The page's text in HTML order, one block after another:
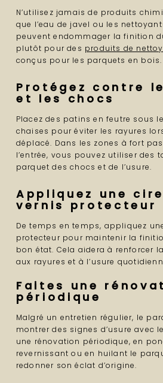
N’utilisez jamais de produits
que l’eau de javel ou les
peuvent endommager la finition
plutôt pour des produits de
conçus pour les parquets en bois.
Protégez contre
et les chocs
Placez des patins en feutre sous
chaises pour éviter les rayures
déplacé. Dans les zones à fort
l’entrée, vous pouvez utiliser des
parquet des chocs et de l’usure.
Appliquez une
vernis protecteur
De temps en temps, appliquez
protecteur pour maintenir la
bon état. Cela aidera à renforcer
aux rayures et à l’usure
Faites une
périodique
Malgré un entretien régulier, le
montrer des signes d’usure avec
une rénovation périodique, en
revernissant ou en huilant le
redonner son éclat d’origine.